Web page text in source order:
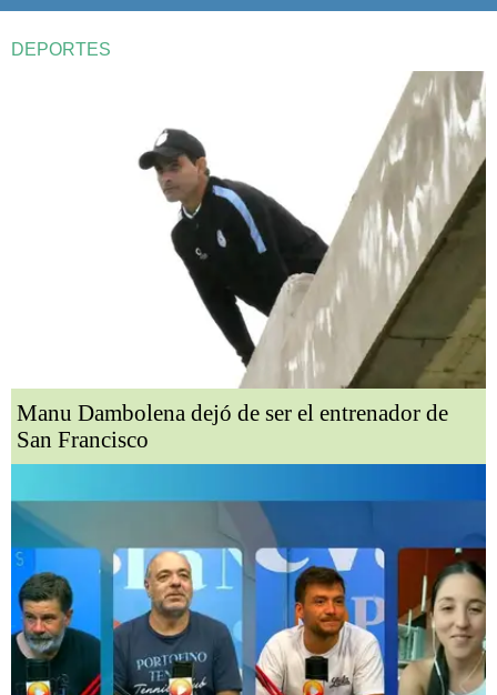
DEPORTES
Manu Dambolena dejó de ser el entrenador de
San Francisco